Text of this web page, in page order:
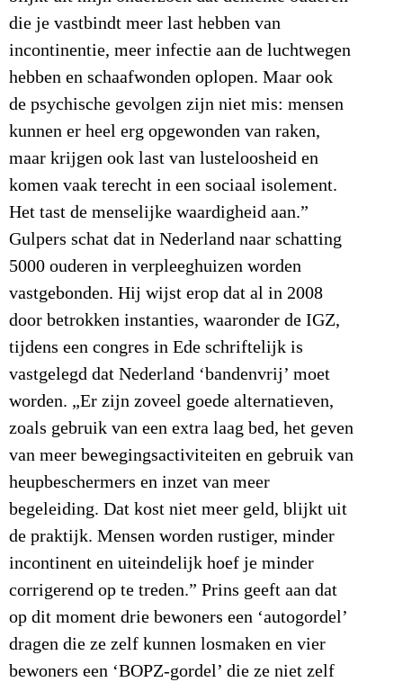
die je vastbindt meer last hebben van
incontinentie, meer infectie aan de luchtwegen
hebben en schaafwonden oplopen. Maar ook
de psychische gevolgen zijn niet mis: mensen
kunnen er heel erg opgewonden van raken,
maar krijgen ook last van lusteloosheid en
komen vaak terecht in een sociaal isolement.
Het tast de menselijke waardigheid aan.”
Gulpers schat dat in Nederland naar schatting
5000 ouderen in verpleeghuizen worden
vastgebonden. Hij wijst erop dat al in 2008
door betrokken instanties, waaronder de IGZ,
tijdens een congres in Ede schriftelijk is
vastgelegd dat Nederland ‘bandenvrij’ moet
worden. „Er zijn zoveel goede alternatieven,
zoals gebruik van een extra laag bed, het geven
van meer bewegingsactiviteiten en gebruik van
heupbeschermers en inzet van meer
begeleiding. Dat kost niet meer geld, blijkt uit
de praktijk. Mensen worden rustiger, minder
incontinent en uiteindelijk hoef je minder
corrigerend op te treden.” Prins geeft aan dat
op dit moment drie bewoners een ‘autogordel’
dragen die ze zelf kunnen losmaken en vier
bewoners een ‘BOPZ-gordel’ die ze niet zelf